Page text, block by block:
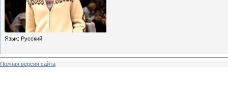
Язык: Русский
Полная версия сайта